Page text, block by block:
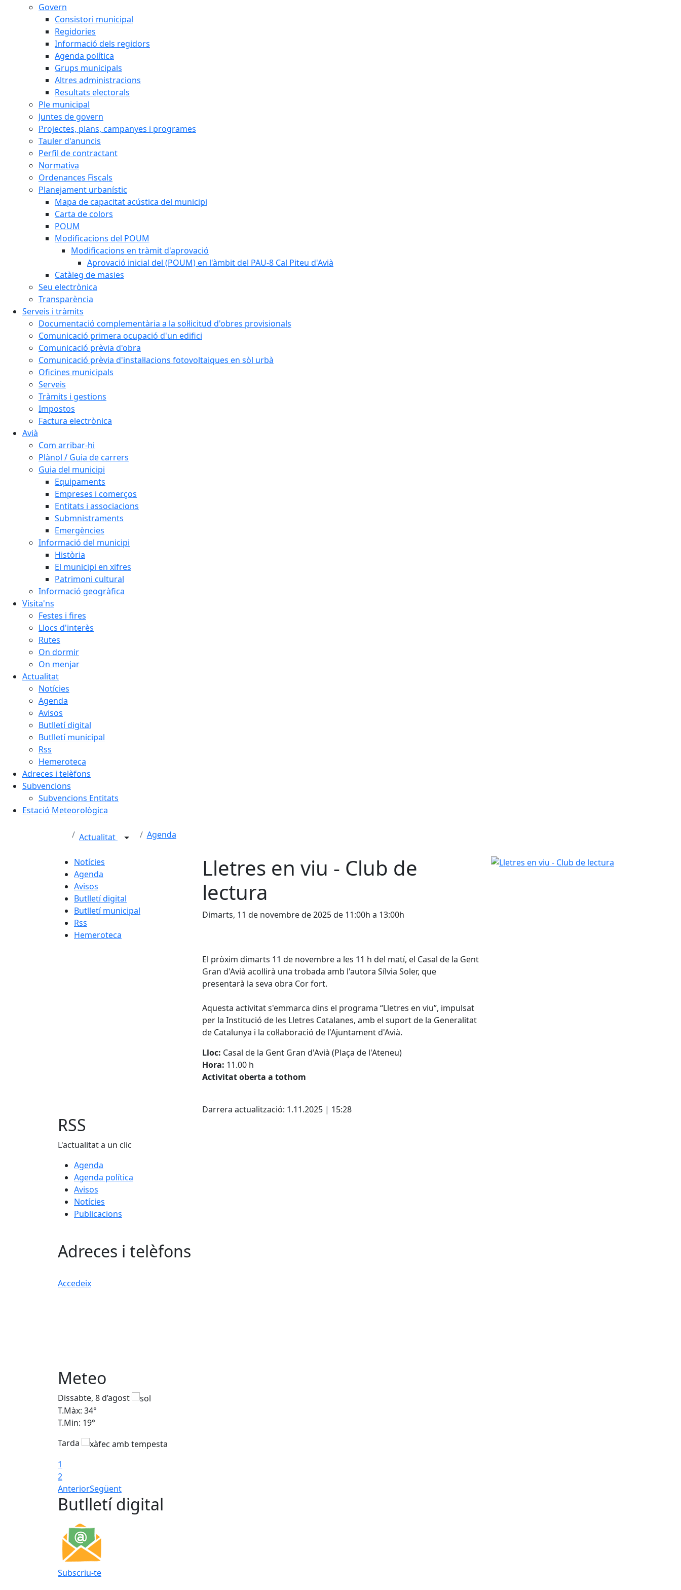
Govern
Consistori municipal
Regidories
Informació dels regidors
Agenda política
Grups municipals
Altres administracions
Resultats electorals
Ple municipal
Juntes de govern
Projectes, plans, campanyes i programes
Tauler d'anuncis
Perfil de contractant
Normativa
Ordenances Fiscals
Planejament urbanístic
Mapa de capacitat acústica del municipi
Carta de colors
POUM
Modificacions del POUM
Modificacions en tràmit d'aprovació
Aprovació inicial del (POUM) en l'àmbit del PAU-8 Cal Piteu d'Avià
Catàleg de masies
Seu electrònica
Transparència
Serveis i tràmits
Documentació complementària a la sol·licitud d'obres provisionals
Comunicació primera ocupació d'un edifici
Comunicació prèvia d'obra
Comunicació prèvia d'instal·lacions fotovoltaiques en sòl urbà
Oficines municipals
Serveis
Tràmits i gestions
Impostos
Factura electrònica
Avià
Com arribar-hi
Plànol / Guia de carrers
Guia del municipi
Equipaments
Empreses i comerços
Entitats i associacions
Submnistraments
Emergències
Informació del municipi
Història
El municipi en xifres
Patrimoni cultural
Informació geogràfica
Visita'ns
Festes i fires
Llocs d'interès
Rutes
On dormir
On menjar
Actualitat
Notícies
Agenda
Avisos
Butlletí digital
Butlletí municipal
Rss
Hemeroteca
Adreces i telèfons
Subvencions
Subvencions Entitats
Estació Meteorològica
Actualitat Agenda
Notícies
Agenda
Avisos
Butlletí digital
Butlletí municipal
Rss
Hemeroteca
Lletres en viu - Club de
lectura
Dimarts, 11 de novembre de 2025 de 11:00h a 13:00h
El pròxim dimarts 11 de novembre a les 11 h del matí, el Casal de la Gent
Gran d'Avià acollirà una trobada amb l'autora Sílvia Soler, que
presentarà la seva obra Cor fort.
Aquesta activitat s'emmarca dins el programa “Lletres en viu”, impulsat
per la Institució de les Lletres Catalanes, amb el suport de la Generalitat
de Catalunya i la col·laboració de l'Ajuntament d'Avià.
Lloc: Casal de la Gent Gran d'Avià (Plaça de l'Ateneu)
Hora: 11.00 h
Activitat oberta a tothom
Darrera actualització: 1.11.2025 | 15:28
Lletres en viu - Club de lectura
RSS
L'actualitat a un clic
Agenda
Agenda política
Avisos
Notícies
Publicacions
Adreces i telèfons
Accedeix
Meteo
Dissabte, 8 d’agost
T.Màx: 34°
T.Min: 19°
Tarda
1
2
AnteriorSegüent
Butlletí digital
Subscriu-te